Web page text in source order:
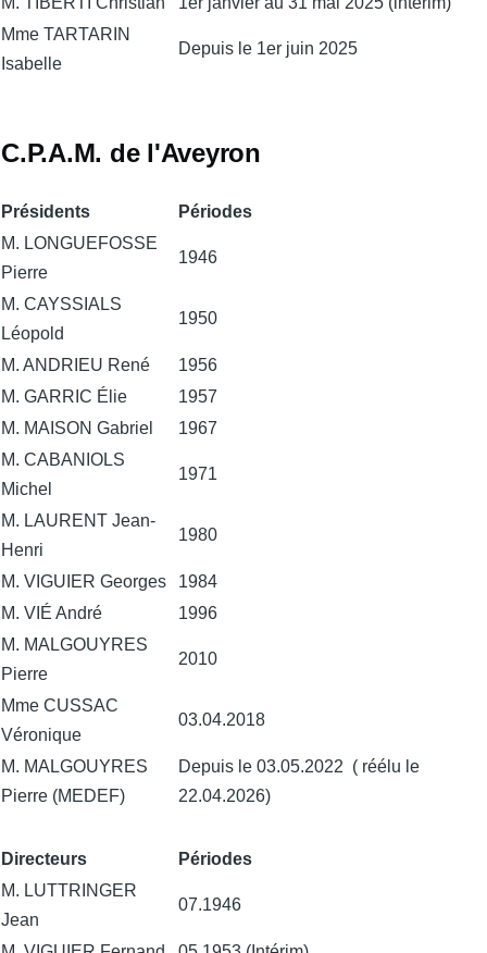
Mme TARTARIN
Isabelle
Depuis le 1er juin 2025
C.P.A.M. de l'Aveyron
Présidents
Périodes
M. LONGUEFOSSE
Pierre
1946
M. CAYSSIALS
Léopold
1950
M. ANDRIEU René
1956
M. GARRIC Élie
1957
M. MAISON Gabriel
1967
M. CABANIOLS
Michel
1971
M. LAURENT Jean-
Henri
1980
M. VIGUIER Georges
1984
M. VIÉ André
1996
M. MALGOUYRES
Pierre
2010
Mme CUSSAC
Véronique
03.04.2018
M. MALGOUYRES
Pierre (MEDEF)
Depuis le 03.05.2022 ( réélu le
22.04.2026)
Directeurs
Périodes
M. LUTTRINGER
Jean
07.1946